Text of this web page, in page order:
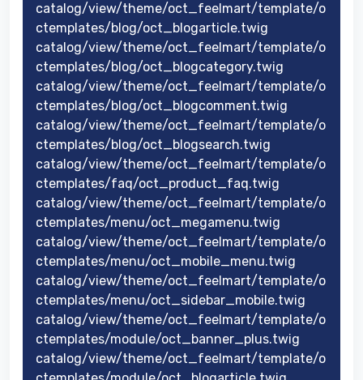
catalog/view/theme/oct_feelmart/template/o
ctemplates/blog/oct_blogarticle.twig
catalog/view/theme/oct_feelmart/template/o
ctemplates/blog/oct_blogcategory.twig
catalog/view/theme/oct_feelmart/template/o
ctemplates/blog/oct_blogcomment.twig
catalog/view/theme/oct_feelmart/template/o
ctemplates/blog/oct_blogsearch.twig
catalog/view/theme/oct_feelmart/template/o
ctemplates/faq/oct_product_faq.twig
catalog/view/theme/oct_feelmart/template/o
ctemplates/menu/oct_megamenu.twig
catalog/view/theme/oct_feelmart/template/o
ctemplates/menu/oct_mobile_menu.twig
catalog/view/theme/oct_feelmart/template/o
ctemplates/menu/oct_sidebar_mobile.twig
catalog/view/theme/oct_feelmart/template/o
ctemplates/module/oct_banner_plus.twig
catalog/view/theme/oct_feelmart/template/o